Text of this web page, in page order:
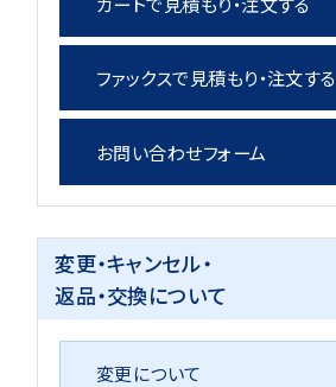
ファックスで見積もり・注文する
お問い合わせフォーム
変更・キャンセル・
返品・交換について
変更について